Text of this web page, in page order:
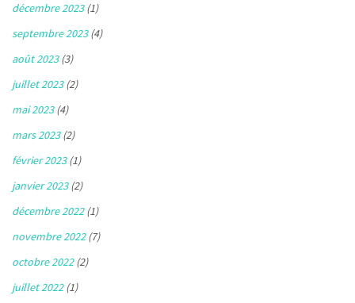
décembre 2023(1)
septembre 2023(4)
août 2023(3)
juillet 2023(2)
mai 2023(4)
mars 2023(2)
février 2023(1)
janvier 2023(2)
décembre 2022(1)
novembre 2022(7)
octobre 2022(2)
juillet 2022(1)